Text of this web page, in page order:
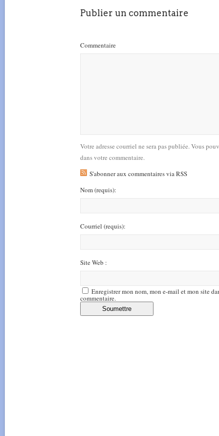
Publier un commentaire
Commentaire
Votre adresse courriel ne sera pas publiée. Vous
dans votre commentaire.
S'abonner aux commentaires via RSS
Nom(requis):
Courriel (requis):
Site Web :
Enregistrer mon nom, mon e-mail et mon site
commentaire.